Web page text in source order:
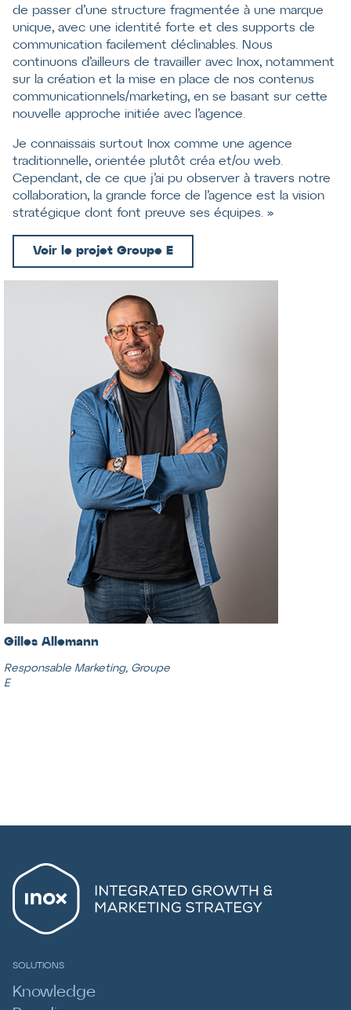
de passer d’une structure fragmentée à une marque
unique, avec une identité forte et des supports de
communication facilement déclinables. Nous
continuons d’ailleurs de travailler avec Inox, notamment
sur la création et la mise en place de nos contenus
communicationnels/marketing, en se basant sur cette
nouvelle approche initiée avec l’agence.
Je connaissais surtout Inox comme une agence
traditionnelle, orientée plutôt créa et/ou web.
Cependant, de ce que j’ai pu observer à travers notre
collaboration, la grande force de l’agence est la vision
stratégique dont font preuve ses équipes. »
Voir le projet Groupe E
Gilles Allemann
Responsable Marketing, Groupe
E
SOLUTIONS
Knowledge